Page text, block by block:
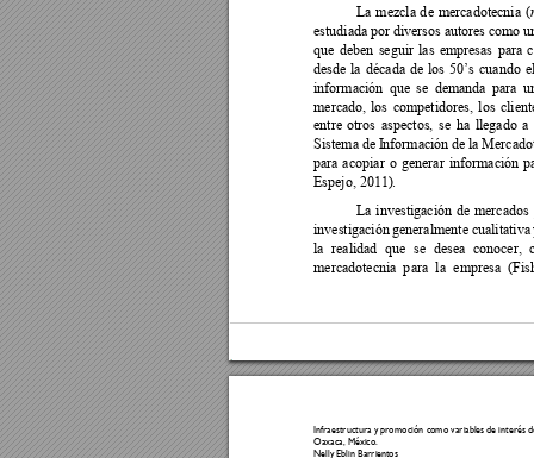
La mezcla de mercadotecnia (
estudiada por diversos autores como
que deben seguir las empresas para
desde la década de los 50’s cuando
información que se demanda para
mercado, los competidores, los
entre otros aspectos, se ha llegado a
Sistema de Información de la Merca
para acopiar o generar información
Espejo, 2011).
La investigación de mercados
investigación generalmente cualitativa
la realidad que se desea conocer,
mercadotecnia para la empresa
Infraestructura y promoción como variables de interés
Oaxaca, México.
Nelly Eblin Barrientos